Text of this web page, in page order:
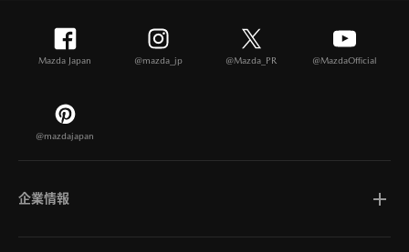
Mazda Japan @mazda_jp @Mazda_PR @MazdaOfficial
@mazdajapan
企業情報